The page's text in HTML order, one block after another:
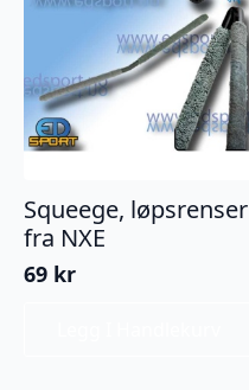
Squeege, løpsrenser
fra NXE
69 kr